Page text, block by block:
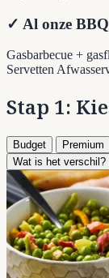
✓ Al onze
Gasbarbecue +
Servetten
Stap 1:
Budget Premium
Wat is het verschil?